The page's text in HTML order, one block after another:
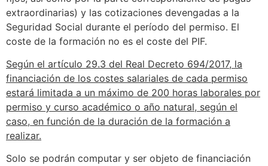
extraordinarias) y las cotizaciones devengadas a la
Seguridad Social durante el período del permiso. El
coste de la formación no es el coste del PIF.
Según el artículo 29.3 del Real Decreto 694/2017, la
financiación de los costes salariales de cada permiso
estará limitada a un máximo de 200 horas laborales por
permiso y curso académico o año natural, según el
caso, en función de la duración de la formación a
realizar.
Solo se podrán computar y ser objeto de financiación